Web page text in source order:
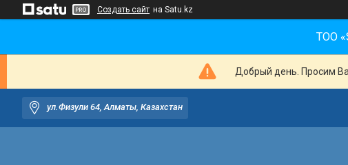
Создать сайт на Satu.kz
ТОО
Добрый день. Просим
ул.Физули 64, Алматы, Казахстан